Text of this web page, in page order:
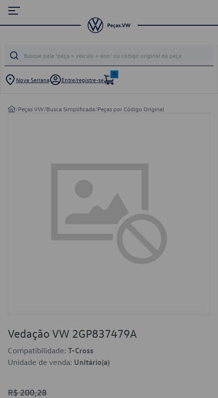
Nova Serrana Entre/registre-se
0
/Peças VW/Busca Simplificada/Peças por Código Original
Vedação VW 2GP837479A
Compatibilidade: T-Cross
Unidade de venda: Unitário(a)
R$ 200,28